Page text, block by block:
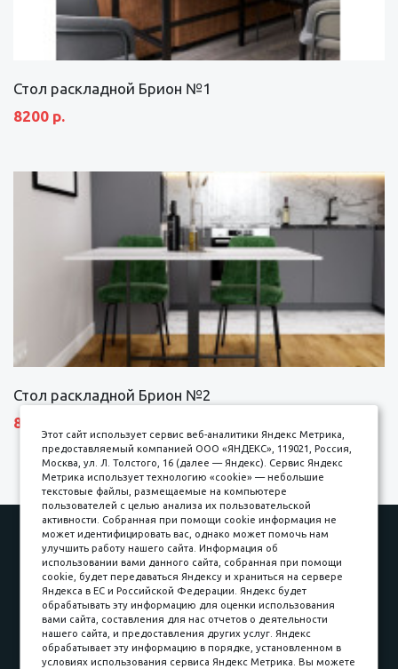
Стол раскладной Брион №1
8200 р.
Стол раскладной Брион №2
8690 р.
Наши работы
Оплата
Доставка и сборка
Гарантии
Карьера в компании
Контакты
Принимаем к оплате
Этот сайт использует сервис веб-аналитики Яндекс Метрика,
предоставляемый компанией ООО «ЯНДЕКС», 119021, Россия,
Москва, ул. Л. Толстого, 16 (далее — Яндекс). Сервис Яндекс
Метрика использует технологию «cookie» — небольшие
текстовые файлы, размещаемые на компьютере
пользователей с целью анализа их пользовательской
активности. Собранная при помощи cookie информация не
может идентифицировать вас, однако может помочь нам
улучшить работу нашего сайта. Информация об
использовании вами данного сайта, собранная при помощи
cookie, будет передаваться Яндексу и храниться на сервере
Яндекса в ЕС и Российской Федерации. Яндекс будет
обрабатывать эту информацию для оценки использования
вами сайта, составления для нас отчетов о деятельности
нашего сайта, и предоставления других услуг. Яндекс
обрабатывает эту информацию в порядке, установленном в
условиях использования сервиса Яндекс Метрика. Вы можете